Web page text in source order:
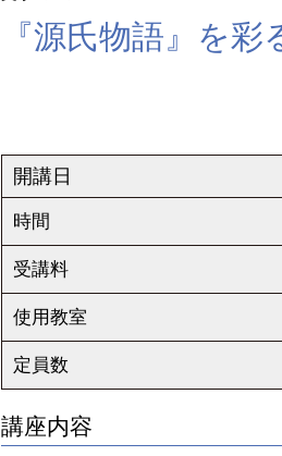
『源氏物語』を
開講日
時間
受講料
使用教室
定員数
講座内容